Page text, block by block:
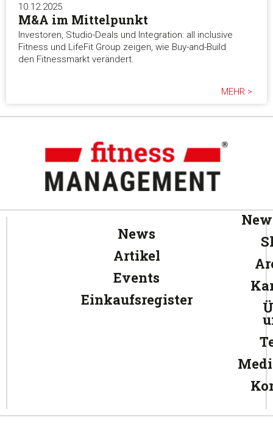
10.12.2025
M&A im Mittelpunkt
Investoren, Studio-Deals und Integration: all inclusive
Fitness und LifeFit Group zeigen, wie Buy-and-Build
den Fitnessmarkt verändert.
MEHR >
News
Artikel
Events
Einkaufsregister